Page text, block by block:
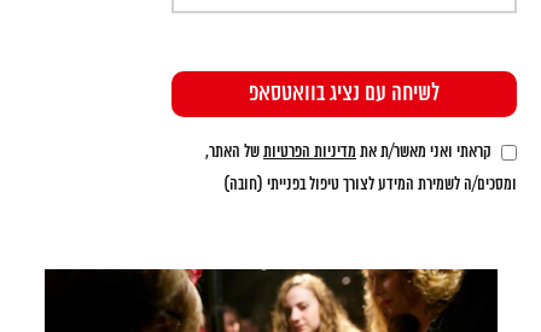
קראתי ואני מאשר/ת את מדיניות הפרטיותשל האתר,
ומסכים/ה לשמירת המידע לצורך טיפול בפנייתי (חובה)